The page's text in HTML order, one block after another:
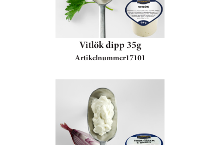
Vitlök dipp 35g
Artikelnummer17101